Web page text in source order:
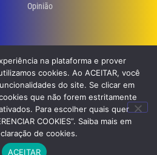
Opinião
os direitos reservados. Desenvolvidopor
Agência de Websites
na plataforma e prover
cookies. Ao ACEITAR, você
do site. Se clicar em
cookies que não forem estritamente
Para escolher quais quer
COOKIES”. Saiba mais em
de cookies.
ACEITAR